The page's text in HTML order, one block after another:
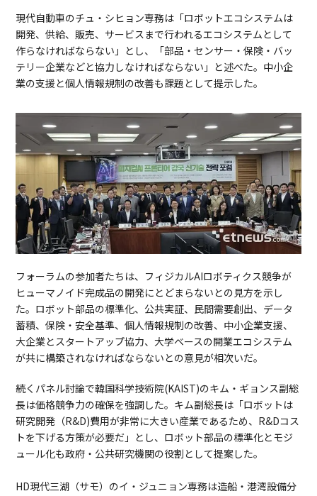
現代自動車のチュ・シヒョン専務は「ロボットエコシステムは
開発、供給、販売、サービスまで行われるエコシステムとして
作らなければならない」とし、「部品・センサー・保険・バッ
テリー企業などと協力しなければならない」と述べた。中小企
業の支援と個人情報規制の改善も課題として提示した。
フォーラムの参加者たちは、フィジカルAIロボティクス競争が
ヒューマノイド完成品の開発にとどまらないとの見方を示し
た。ロボット部品の標準化、公共実証、民間需要創出、データ
蓄積、保険・安全基準、個人情報規制の改善、中小企業支援、
大企業とスタートアップ協力、大学ベースの開業エコシステム
が共に構築されなければならないとの意見が相次いだ。
続くパネル討論で韓国科学技術院(KAIST)のキム・ギョンス副総
長は価格競争力の確保を強調した。キム副総長は「ロボットは
研究開発（R&D)費用が非常に大きい産業であるため、R&Dコス
トを下げる方策が必要だ」とし、ロボット部品の標準化とモジ
ュール化も政府・公共研究機関の役割として提案した。
HD現代三湖（サモ）のイ・ジュニョン専務は造船・港湾設備分